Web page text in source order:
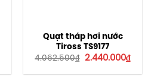
Quạt tháp hơi nước
Tiross TS9177
4.062.500₫
Giá
là:
2.440.000₫Giá
tại